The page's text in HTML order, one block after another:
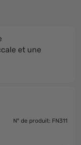
et une
N° de produit: FN311